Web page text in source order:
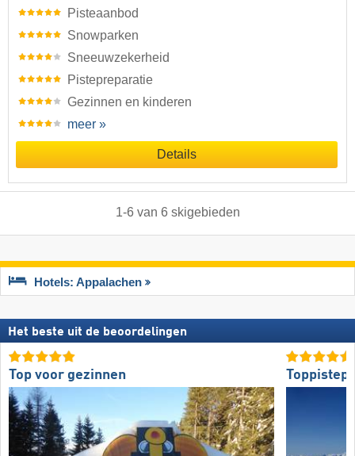
Pisteaanbod
Snowparken
Sneeuwzekerheid
Pistepreparatie
Gezinnen en kinderen
meer »
Details
1-6 van 6 skigebieden
Hotels: Appalachen
Het beste uit de beoordelingen
Top voor gezinnen